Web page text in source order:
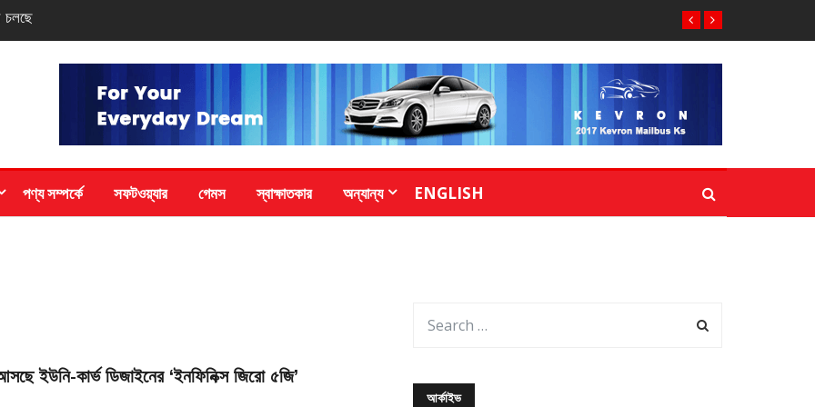
পণ্য সম্পর্কে সফটওয়্যার গেমস স্বাক্ষাতকার অন্যান্য ENGLISH
ইউনি-কার্ভ ডিজাইনের ‘ইনফিনিক্স জিরো ৫জি’
আর্কাইভ